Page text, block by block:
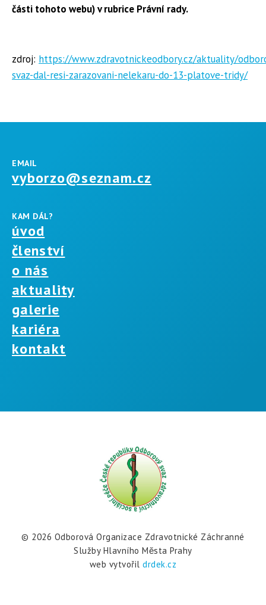
části tohoto webu) v rubrice Právní rady.
zdroj: https://www.zdravotnickeodbory.cz/aktuality/
svaz-dal-resi-zarazovani-nelekaru-do-13-platove-tridy/
EMAIL
vyborzo@seznam.cz
KAM DÁL?
úvod
členství
o nás
aktuality
galerie
kariéra
kontakt
© 2026 Odborová Organizace Zdravotnické Záchranné
Služby Hlavního Mĕsta Prahy
web vytvořildrdek.cz